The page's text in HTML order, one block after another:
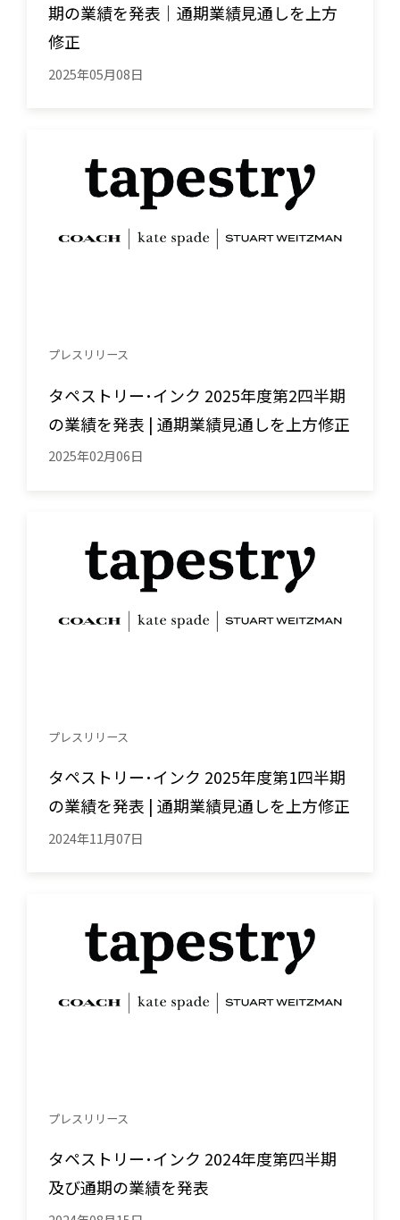
期の業績を発表｜通期業績見通しを上方
修正
2025年05月08日
プレスリリース
タペストリー･インク 2025年度第2四半期
の業績を発表 | 通期業績見通しを上方修正
2025年02月06日
プレスリリース
タペストリー･インク 2025年度第1四半期
の業績を発表 | 通期業績見通しを上方修正
2024年11月07日
プレスリリース
タペストリー･インク 2024年度第四半期
及び通期の業績を発表